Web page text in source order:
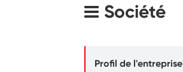
Société
Profil de l'entreprise